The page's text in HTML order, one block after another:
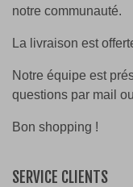
notre communauté.
La livraison est
Notre équipe est
questions par mail
Bon shopping !
SERVICE CLIENTS